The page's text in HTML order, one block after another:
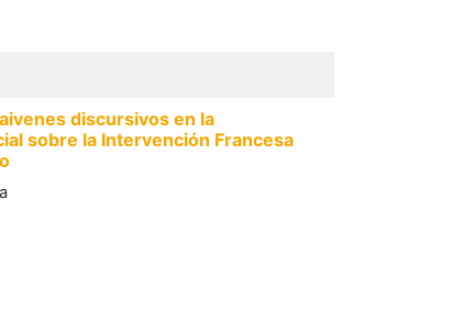
discursivos en la
sobre la Intervención Francesa